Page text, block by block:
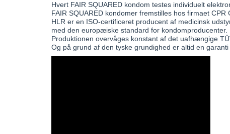
Hvert FAIR SQUARED kondom testes individuelt
FAIR SQUARED kondomer fremstilles hos firmaet
HLR er en ISO-certificeret producent af medicinsk
med den europæiske standard for kondomproducenter.
Produktionen overvåges konstant af det uafhængige
Og på grund af den tyske grundighed er altid en